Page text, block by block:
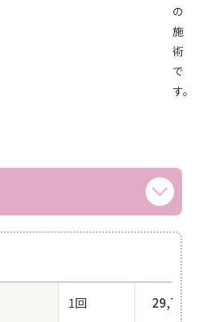
の
施
術
で
す。
1回 29,700